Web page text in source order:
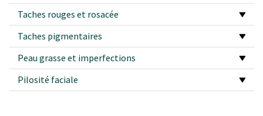
Taches rouges et rosacée
Taches pigmentaires
Peau grasse et imperfections
Pilosité faciale